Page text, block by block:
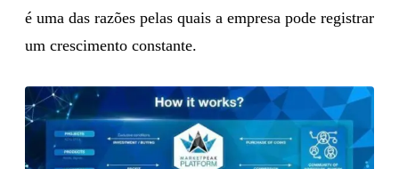
é uma das razões pelas quais a empresa pode registrar
um crescimento constante.